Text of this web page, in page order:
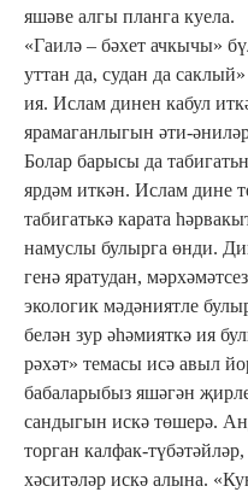
яшәве алгы планга куела.
«Гаилә – бәхет ачкычы»
уттан да, судан да
ия. Ислам динен кабул
ярамаганлыгын әти-
Болар барысы да
ярдәм иткән. Ислам дине
табигатькә карата
намуслы булырга өнди.
генә яратудан,
экологик мәдәниятле
белән зур әһәмияткә ия
рәхәт» темасы исә авыл
бабаларыбыз яшәгән
сандыгын искә төшерә.
торган калфак-
хәситәләр искә алына.